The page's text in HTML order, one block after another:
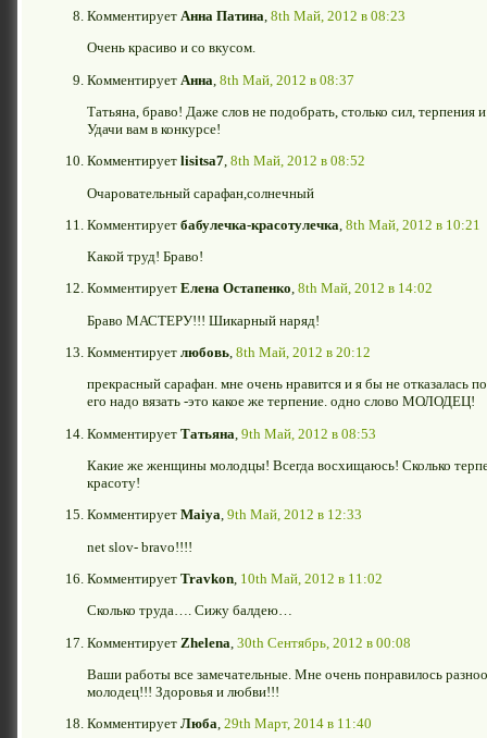
Комментирует Анна Патина 8th Май, 2012 в 08:23
Очень красиво и со вкусом.
Комментирует Анна 8th Май, 2012 в 08:37
Татьяна, браво! Даже слов не подобрать, столько сил,
Удачи вам в конкурсе!
Комментирует lisitsa7, 8th Май, 2012 в 08:52
Очаровательный сарафан,солнечный
Комментирует бабулечка-красотулечка 8th Май, 2012 в 10:21
Какой труд! Браво!
Комментирует Елена Остапенко, 8th Май, 2012 в 14:02
Браво МАСТЕРУ!!! Шикарный наряд!
Комментирует любовь, 8th Май, 2012 в 20:12
прекрасный сарафан. мне очень нравится и я бы не отказалась
его надо вязать -это какое же терпение. одно слово МОЛОДЕЦ!
Комментирует Татьяна 9th Май, 2012 в 08:53
Какие же женщины молодцы! Всегда восхищаюсь! Сколько
красоту!
Комментирует Maiya, 9th Май, 2012 в 12:33
net slov- bravo!!!!
Комментирует Travkon, 10th Май, 2012 в 11:02
Сколько труда…. Сижу балдею…
Комментирует Zhelena 30th Сентябрь, 2012 в 00:08
Ваши работы все замечательные. Мне очень понравилось
молодец!!! Здоровья и любви!!!
Комментирует Люба, 29th Март, 2014 в 11:40